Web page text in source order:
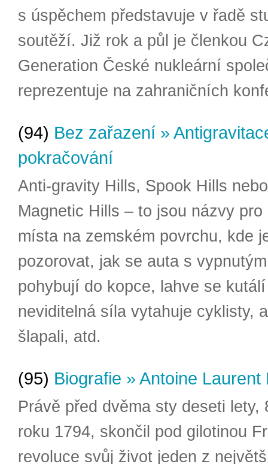
s úspěchem představuje v řadě
soutěží. Již rok a půl je členkou
Generation České nukleární
reprezentuje na zahraničních
(94) Bez zařazení »
pokračování
Anti-gravity Hills, Spook Hills
Magnetic Hills – to jsou názvy
místa na zemském povrchu, kde
pozorovat, jak se auta s
pohybují do kopce, lahve se
neviditelná síla vytahuje cyklisty,
šlapali, atd.
(95) Biografie » Antoine Laurent
Právě před dvěma sty deseti lety,
roku 1794, skončil pod gilotinou
revoluce svůj život jeden z